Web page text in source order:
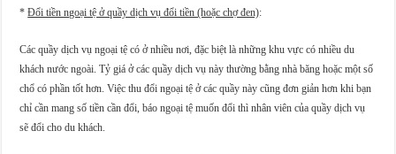
*Đổi tiền ngoại tệ ở quầy dịch vụ đổi tiền (hoặc chợ đen):
Các quầy dịch vụ ngoại tệ có ở nhiều nơi, đặc biệt là những khu vực có nhiều du
khách nước ngoài. Tỷ giá ở các quầy dịch vụ này thường bằng nhà băng hoặc một số
chổ có phần tốt hơn. Việc thu đổi ngoại tệ ở các quầy này cũng đơn giản hơn khi bạn
chỉ cần mang số tiền cần đổi, báo ngoại tệ muốn đổi thì nhân viên của quầy dịch vụ
sẽ đổi cho du khách.